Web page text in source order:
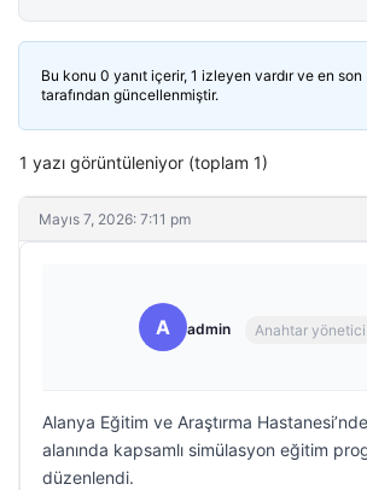
Bu konu 0 yanıt içerir, 1 izleyen vardır ve en son
tarafından güncellenmiştir.
1 yazı görüntüleniyor (toplam 1)
Mayıs 7, 2026: 7:11 pm
A admin Anahtar yönetici
Alanya Eğitim ve Araştırma
alanında kapsamlı simülasyon eğitim
düzenlendi.